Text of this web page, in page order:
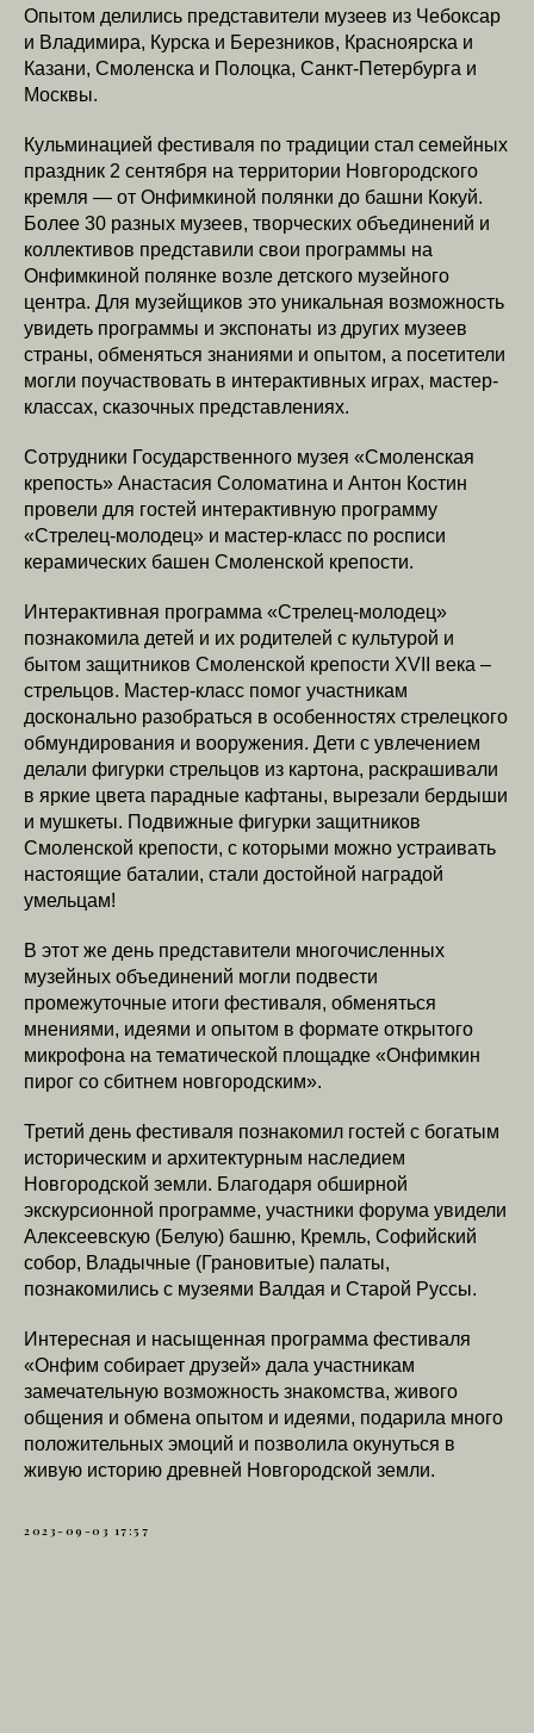
Опытом делились представители музеев из Чебоксар
и Владимира, Курска и Березников, Красноярска и
Казани, Смоленска и Полоцка, Санкт-Петербурга и
Москвы.
Кульминацией фестиваля по традиции стал семейных
праздник 2 сентября на территории Новгородского
кремля — от Онфимкиной полянки до башни Кокуй.
Более 30 разных музеев, творческих объединений и
коллективов представили свои программы на
Онфимкиной полянке возле детского музейного
центра. Для музейщиков это уникальная возможность
увидеть программы и экспонаты из других музеев
страны, обменяться знаниями и опытом, а посетители
могли поучаствовать в интерактивных играх, мастер-
классах, сказочных представлениях.
Сотрудники Государственного музея «Смоленская
крепость» Анастасия Соломатина и Антон Костин
провели для гостей интерактивную программу
«Стрелец-молодец» и мастер-класс по росписи
керамических башен Смоленской крепости.
Интерактивная программа «Стрелец-молодец»
познакомила детей и их родителей с культурой и
бытом защитников Смоленской крепости XVII века –
стрельцов. Мастер-класс помог участникам
досконально разобраться в особенностях стрелецкого
обмундирования и вооружения. Дети с увлечением
делали фигурки стрельцов из картона, раскрашивали
в яркие цвета парадные кафтаны, вырезали бердыши
и мушкеты. Подвижные фигурки защитников
Смоленской крепости, с которыми можно устраивать
настоящие баталии, стали достойной наградой
умельцам!
В этот же день представители многочисленных
музейных объединений могли подвести
промежуточные итоги фестиваля, обменяться
мнениями, идеями и опытом в формате открытого
микрофона на тематической площадке «Онфимкин
пирог со сбитнем новгородским».
Третий день фестиваля познакомил гостей с богатым
историческим и архитектурным наследием
Новгородской земли. Благодаря обширной
экскурсионной программе, участники форума увидели
Алексеевскую (Белую) башню, Кремль, Софийский
собор, Владычные (Грановитые) палаты,
познакомились с музеями Валдая и Старой Руссы.
Интересная и насыщенная программа фестиваля
«Онфим собирает друзей» дала участникам
замечательную возможность знакомства, живого
общения и обмена опытом и идеями, подарила много
положительных эмоций и позволила окунуться в
живую историю древней Новгородской земли.
2023-09-03 17:57